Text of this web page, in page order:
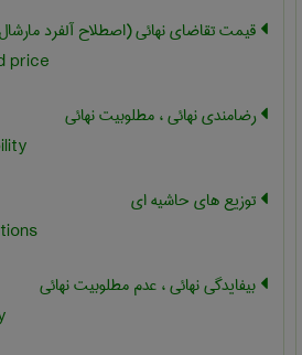
قیمت تقاضای نهائی (اصطلاح آلفرد
price
رضامندی نهائی ، مطلوبیت نهائی
توزیع های حاشیه ای
بیفایدگی نهائی ، عدم مطلوبیت نهائی